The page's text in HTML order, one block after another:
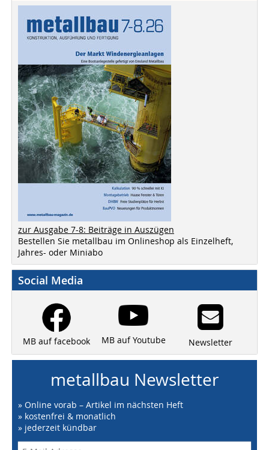
zur Ausgabe 7-8: Beiträge in Auszügen
Bestellen Sie metallbau im Onlineshop als Einzelheft,
Jahres- oder Miniabo
Social Media
MB auf facebook MB auf Youtube Newsletter
metallbau Newsletter
» Online vorab – Artikel im nächsten Heft
» kostenfrei & monatlich
» jederzeit kündbar